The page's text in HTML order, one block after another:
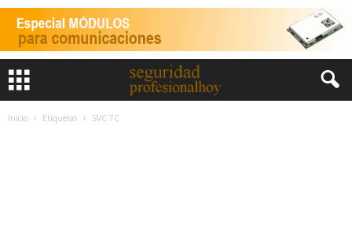
Inicio Etiquetas SVC 7C